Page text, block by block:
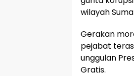
wilayah
Gerakan
pejabat
unggulan
Gratis.